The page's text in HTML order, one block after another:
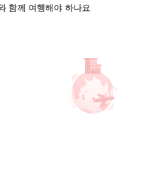
함께 여행해야 하나요